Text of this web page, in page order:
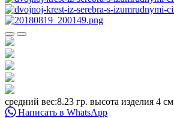
средний вес:8.23 гр. высота изделия 4 см
Написать в WhatsApp